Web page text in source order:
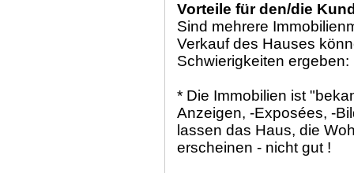
Vorteile für den/die
Sind mehrere
Verkauf des Hauses
Schwierigkeiten ergeben:
* Die Immobilien ist
Anzeigen, -Exposées, -
lassen das Haus, die
erscheinen - nicht gut !